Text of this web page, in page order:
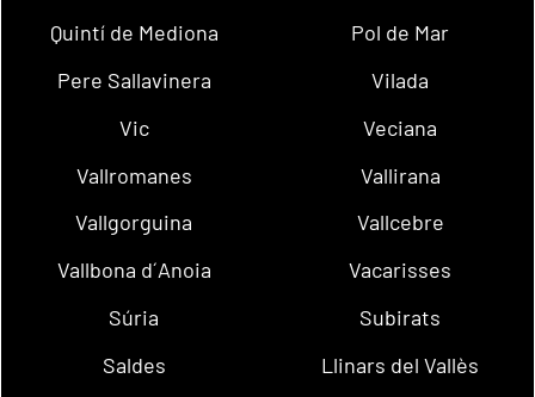
Quintí de Mediona
Pol de Mar
Pere Sallavinera
Vilada
Vic
Veciana
Vallromanes
Vallirana
Vallgorguina
Vallcebre
Vallbona d´Anoia
Vacarisses
Súria
Subirats
Saldes
Llinars del Vallès